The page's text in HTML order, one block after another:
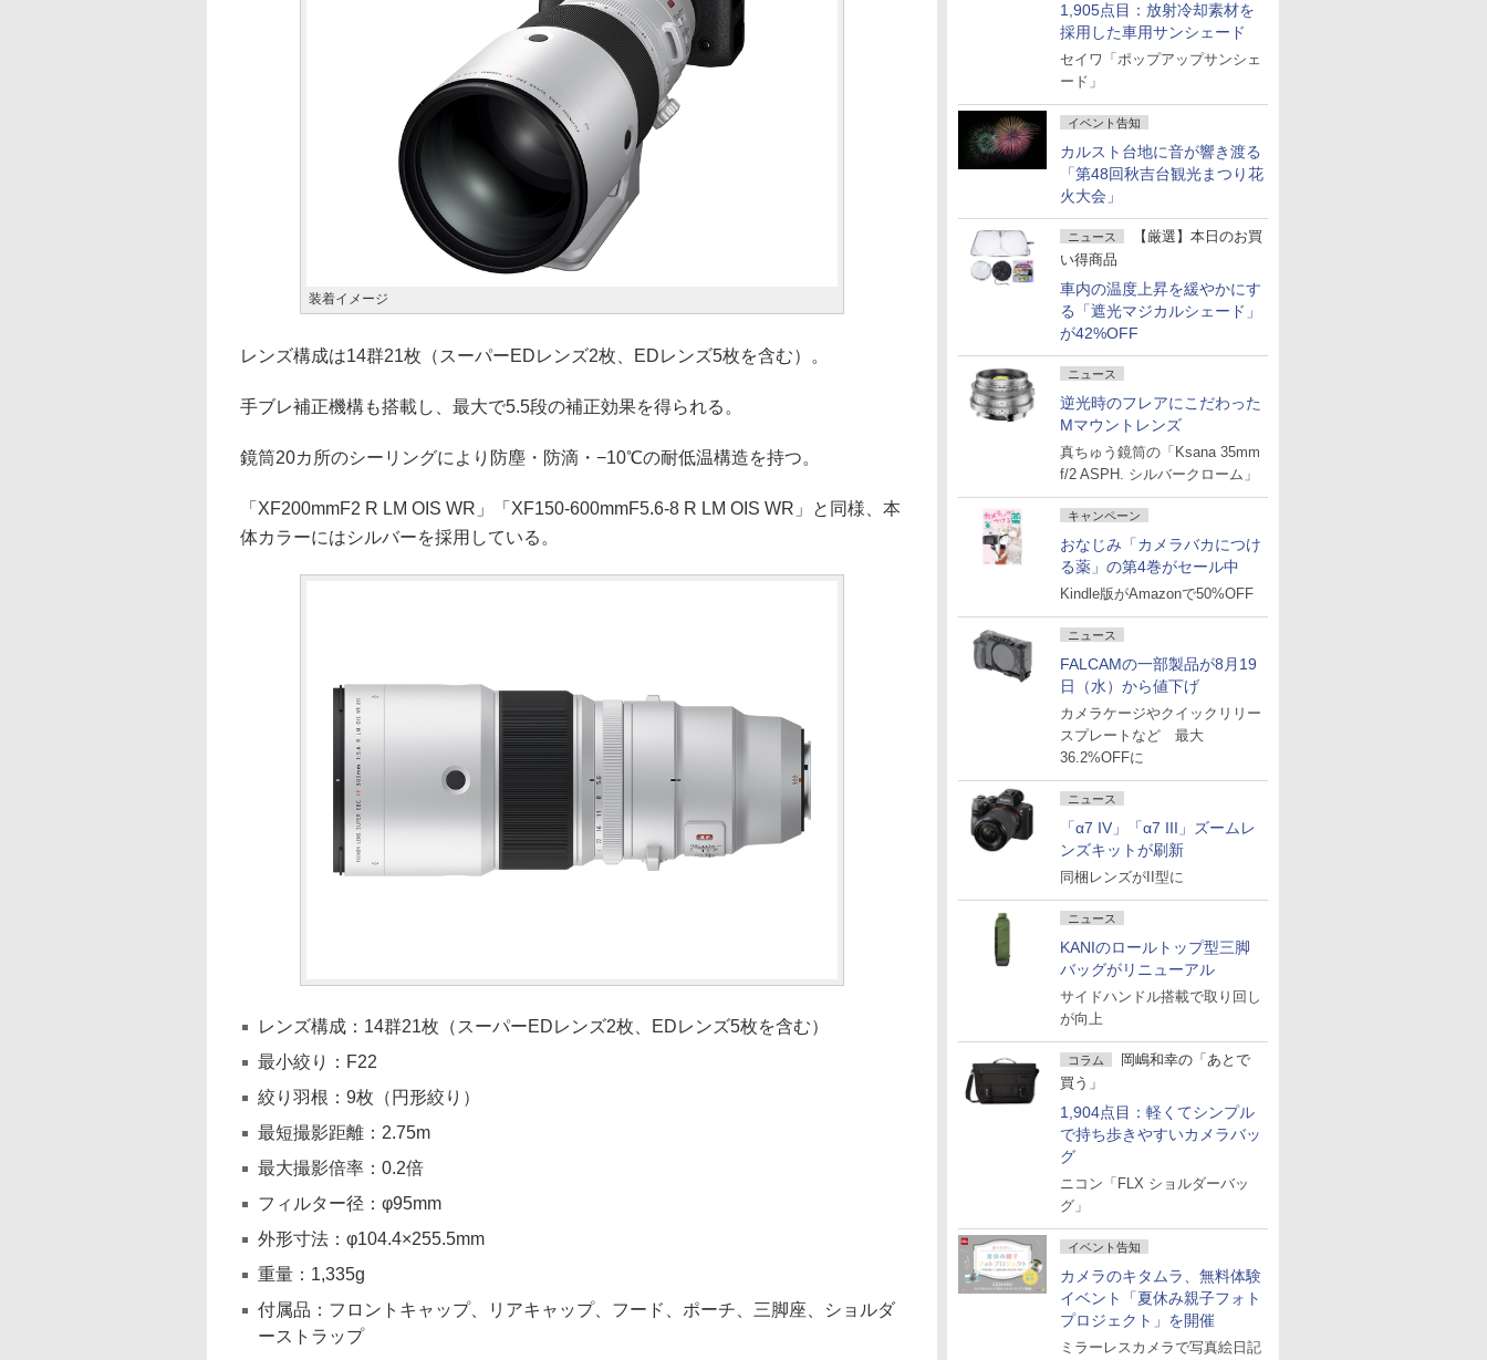
1,905点目：放射冷却素材を
採用した車用サンシェード
セイワ「ポップアップサンシェ
ード」
イベント告知
カルスト台地に音が響き渡る
「第48回秋吉台観光まつり花
火大会」
ニュース
【厳選】本日のお買
い得商品
車内の温度上昇を緩やかにす
る「遮光マジカルシェード」
が42%OFF
ニュース
逆光時のフレアにこだわった
Mマウントレンズ
真ちゅう鏡筒の「Ksana 35mm
f/2 ASPH. シルバークローム」
キャンペーン
おなじみ「カメラバカにつけ
る薬」の第4巻がセール中
Kindle版がAmazonで50%OFF
ニュース
FALCAMの一部製品が8月19
日（水）から値下げ
カメラケージやクイックリリー
スプレートなど 最大
36.2%OFFに
ニュース
「α7 IV」「α7 III」ズームレ
ンズキットが刷新
同梱レンズがII型に
ニュース
KANIのロールトップ型三脚
バッグがリニューアル
サイドハンドル搭載で取り回し
が向上
コラム
岡嶋和幸の「あとで
買う」
1,904点目：軽くてシンプル
で持ち歩きやすいカメラバッ
グ
ニコン「FLX ショルダーバッ
グ」
イベント告知
カメラのキタムラ、無料体験
イベント「夏休み親子フォト
プロジェクト」を開催
ミラーレスカメラで写真絵日記
装着イメージ
レンズ構成は14群21枚（スーパーEDレンズ2枚、EDレンズ5枚を含む）。
手ブレ補正機構も搭載し、最大で5.5段の補正効果を得られる。
鏡筒20カ所のシーリングにより防塵・防滴・−10℃の耐低温構造を持つ。
「XF200mmF2 R LM OIS WR」「XF150-600mmF5.6-8 R LM OIS WR」と同様、本
体カラーにはシルバーを採用している。
レンズ構成：14群21枚（スーパーEDレンズ2枚、EDレンズ5枚を含む）
最小絞り：F22
絞り羽根：9枚（円形絞り）
最短撮影距離：2.75m
最大撮影倍率：0.2倍
フィルター径：φ95mm
外形寸法：φ104.4×255.5mm
重量：1,335g
付属品：フロントキャップ、リアキャップ、フード、ポーチ、三脚座、ショルダ
ーストラップ